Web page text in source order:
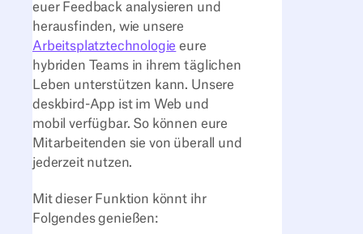
euer Feedback analysieren und
herausfinden, wie unsere
Arbeitsplatztechnologie eure
hybriden Teams in ihrem täglichen
Leben unterstützen kann. Unsere
deskbird-App ist im Web und
mobil verfügbar. So können eure
Mitarbeitenden sie von überall und
jederzeit nutzen.
Mit dieser Funktion könnt ihr
Folgendes genießen: